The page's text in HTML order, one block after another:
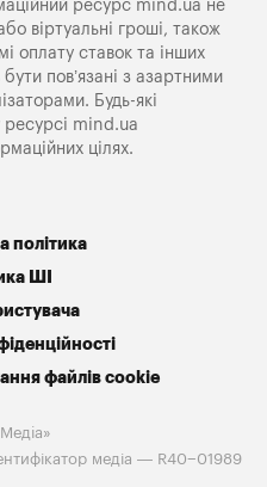
ресурс mind.ua не
віртуальні гроші, також
оплату ставок та інших
бути пов’язані з азартними
Будь-які
ресурсі mind.ua
цілях.
політика
ШІ
файлів cookie
медіа — R40−01989